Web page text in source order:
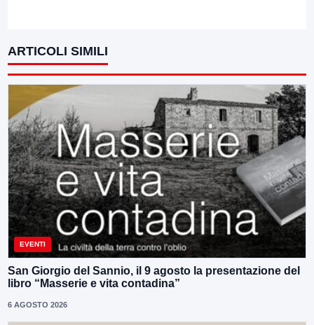
ARTICOLI SIMILI
EVENTI
San Giorgio del Sannio, il 9 agosto la presentazione del
libro “Masserie e vita contadina”
6 AGOSTO 2026